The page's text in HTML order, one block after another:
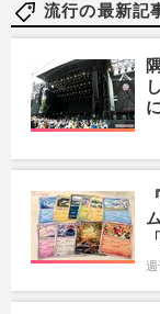
流行の最新記
週